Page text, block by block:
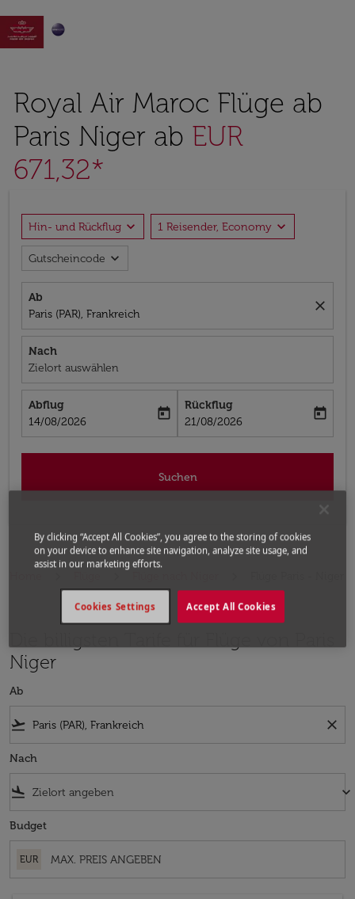

Royal Air Maroc Flüge ab
Paris Niger ab EUR
671,32*
Hin- und Rückflug expand_more 1 Reisender, Economy expand_more
Gutscheincode expand_more
Ab
Paris (PAR), Frankreich
close
Nach
Zielort auswählen
Abflug
fc-booking-departure-date-aria-label
14/08/2026
today
Rückflug
fc-booking-return-date-aria-label
21/08/2026
today
Suchen
Niger
Ab
flight_takeoff close
Nach
flight_land keyboard_arrow_down
Budget
EUR
By clicking “Accept All Cookies”, you agree to the storing of cookies
on your device to enhance site navigation, analyze site usage, and
assist in our marketing efforts.
Accept All Cookies
Cookies Settings